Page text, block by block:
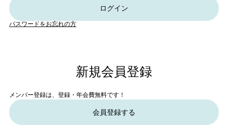
ログイン
パスワードをお忘れの方
新規会員登録
メンバー登録は、登録・年会費無料です！
会員登録する